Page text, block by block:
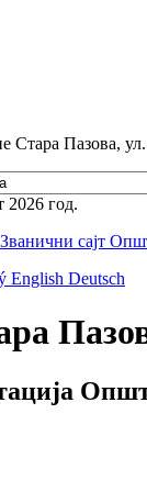
Пазова, ул.
2026 год.
English Deutsch